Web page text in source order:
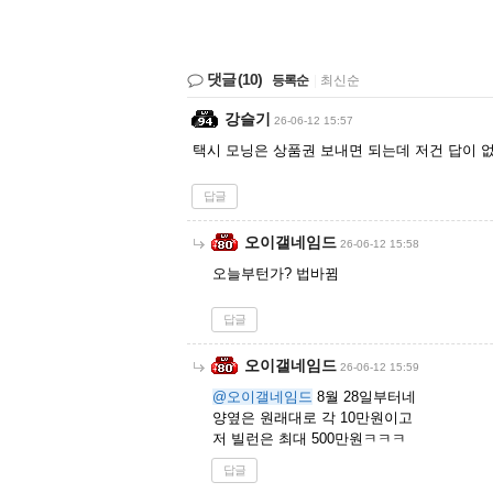
댓글(10) 등록순 최신순
강슬기 26-06-12 15:57
택시 모닝은 상품권 보내면 되는데 저건 답이
답글
오이갤네임드 26-06-12 15:58
오늘부턴가? 법바뀜
답글
오이갤네임드 26-06-12 15:59
@오이갤네임드 8월 28일부터네
양옆은 원래대로 각 10만원이고
저 빌런은 최대 500만원ㅋㅋㅋ
답글